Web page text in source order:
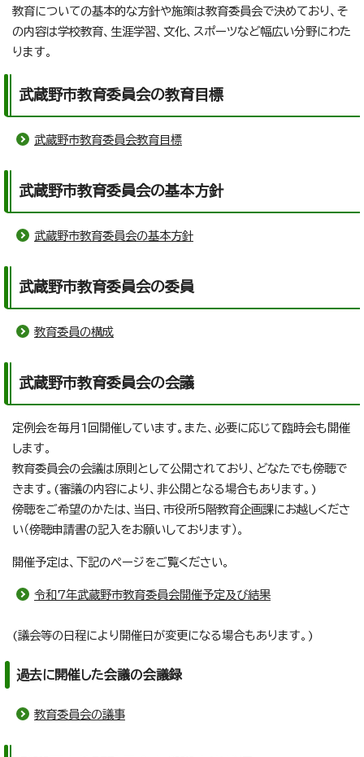
教育についての基本的な方針や施策は教育委員会で決めており、そ
の内容は学校教育、生涯学習、文化、スポーツなど幅広い分野にわた
ります。
武蔵野市教育委員会の教育目標
武蔵野市教育委員会教育目標
武蔵野市教育委員会の基本方針
武蔵野市教育委員会の基本方針
武蔵野市教育委員会の委員
教育委員の構成
武蔵野市教育委員会の会議
定例会を毎月1回開催しています。また、必要に応じて臨時会も開催
します。
教育委員会の会議は原則として公開されており、どなたでも傍聴で
きます。(審議の内容により、非公開となる場合もあります。)
傍聴をご希望のかたは、当日、市役所5階教育企画課にお越しくださ
い（傍聴申請書の記入をお願いしております）。
開催予定は、下記のページをご覧ください。
令和7年武蔵野市教育委員会開催予定及び結果
(議会等の日程により開催日が変更になる場合もあります。)
過去に開催した会議の会議録
教育委員会の議事